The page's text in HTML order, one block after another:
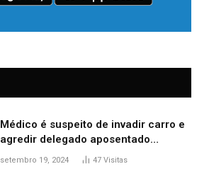
Médico é suspeito de invadir carro e
agredir delegado aposentado
durante confusão no trânsito
setembro 19, 2024 47 Visitas